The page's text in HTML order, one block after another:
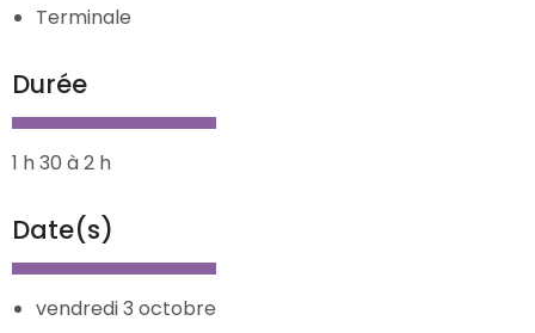
Terminale
Durée
1 h 30 à 2 h
Date(s)
vendredi 3 octobre